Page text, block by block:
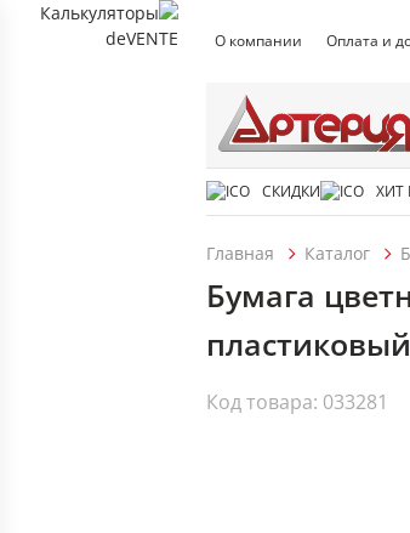
О компании Оплата и
СКИДКИ ХИТ
Главная Каталог
Бумага
Код товара: 033281